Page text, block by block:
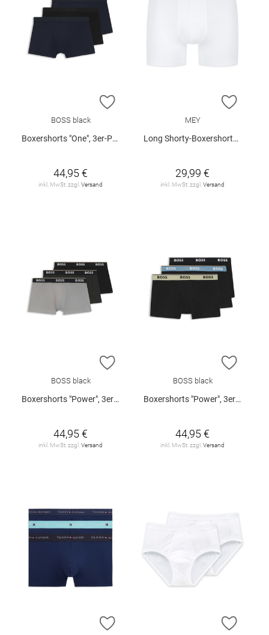
ZUR WUNSCHLISTE HINZUFÜGEN
BOSS black
Boxershorts "One", 3er-Pack
44,95 €
inkl. MwSt. zzgl.Versand
ZUR
MEY
Long Shorty-Boxershorts "Business Class"
29,99 €
inkl. MwSt. zzgl.Versand
ZUR WUNSCHLISTE HINZUFÜGEN
BOSS black
Boxershorts "Power", 3er-Pack
44,95 €
inkl. MwSt. zzgl.Versand
ZUR
BOSS black
Boxershorts "Power", 3er-Pack
44,95 €
inkl. MwSt. zzgl.Versand
ZUR WUNSCHLISTE HINZUFÜGEN
ZUR